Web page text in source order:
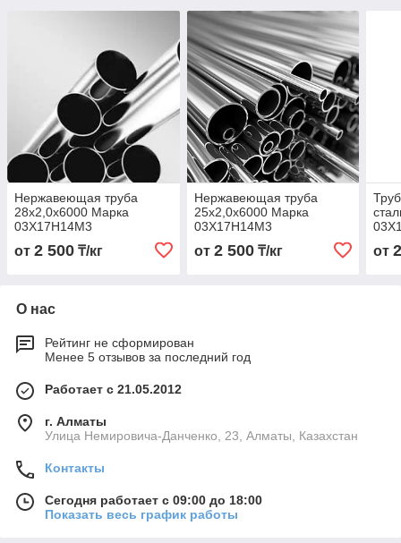
Нержавеющая труба
28х2,0х6000 Марка
03Х17Н14М3
от 2 500 ₸/кг
Нержавеющая труба
25х2,0х6000 Марка
03Х17Н14М3
от 2 500₸/кг от
О нас
Рейтинг не сформирован
Менее 5 отзывов за последний год
Работает с 21.05.2012
г. Алматы
Улица Немировича-Данченко, 23, Алматы, Казахстан
Контакты
Сегодня работает с 09:00 до 18:00
Показать весь график работы